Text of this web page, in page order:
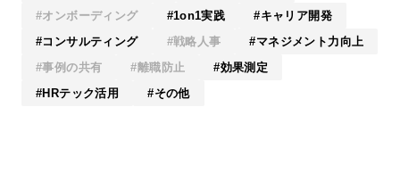
オンボーディング
1on1実践
キャリア開発
コンサルティング
戦略人事
マネジメント力向上
事例の共有
離職防止
効果測定
HRテック活用
その他